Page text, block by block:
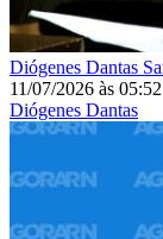
Diógenes Dantas
11/07/2026 às 05:52
Diógenes Dantas